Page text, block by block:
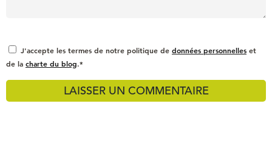
J'accepte les termes de notre politique de données personnelles et
de la charte du blog.*